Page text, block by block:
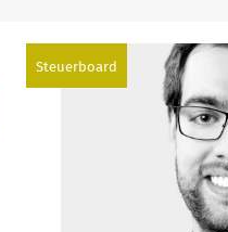
Steuerboard